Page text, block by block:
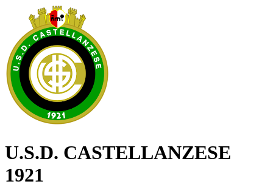
U.S.D. CASTELLANZESE
1921